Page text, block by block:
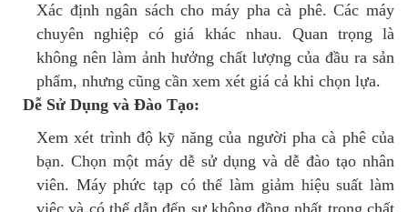
Xác định ngân sách cho máy pha cà phê. Các máy
chuyên nghiệp có giá khác nhau. Quan trọng là
không nên làm ảnh hưởng chất lượng của đầu ra sản
phẩm, nhưng cũng cần xem xét giá cả khi chọn lựa.
Dễ Sử Dụng và Đào Tạo:
Xem xét trình độ kỹ năng của người pha cà phê của
bạn. Chọn một máy dễ sử dụng và dễ đào tạo nhân
viên. Máy phức tạp có thể làm giảm hiệu suất làm